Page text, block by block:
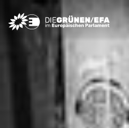
Greens/EFA Home